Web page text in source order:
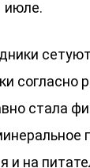
июле.
согласно
стала
на